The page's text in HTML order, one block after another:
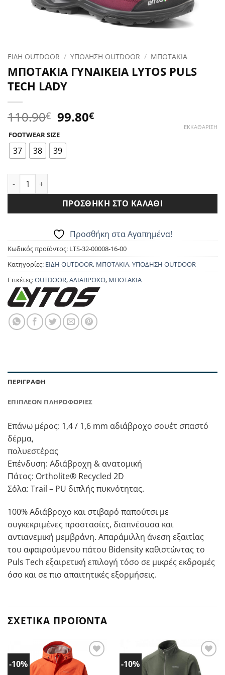
ΕΙΔΗ OUTDOOR / ΥΠΟΔΗΣΗ OUTDOOR / ΜΠΟΤΑΚΙΑ
ΜΠΟΤΑΚΙΑ ΓΥΝΑΙΚΕΙΑ LYTOS PULS
TECH LADY
110.90€ Original
price
was:
110.90€.
99.80€Η
FOOTWEAR SIZE
37 38 39
ΕΚΚΑΘΆΡΙΣΗ
ΜΠΟΤΑΚΙΑ ΓΥΝΑΙΚΕΙΑ LYTOS PULS TECH LADY ποσότητα
ΠΡΟΣΘΉΚΗ ΣΤΟ ΚΑΛΆΘΙ
Προσθήκη στα Αγαπημένα!
Κωδικός προϊόντος: LTS-32-00008-16-00
Κατηγορίες: ΕΙΔΗ OUTDOOR, ΜΠΟΤΑΚΙΑ,ΥΠΟΔΗΣΗ OUTDOOR
Ετικέτες:OUTDOOR,ΑΔΙΑΒΡΟΧΟ, ΜΠΟΤΑΚΙΑ
ΠΕΡΙΓΡΑΦΉ
ΕΠΙΠΛΈΟΝ ΠΛΗΡΟΦΟΡΊΕΣ
Επάνω μέρος: 1,4 / 1,6 mm αδιάβροχο σουέτ σπαστό
δέρμα,
πολυεστέρας
Επένδυση: Αδιάβροχη & ανατομική
Πάτος: Ortholite® Recycled 2D
Σόλα: Trail – PU διπλής πυκνότητας.
100% Αδιάβροχο και στιβαρό παπούτσι με
συγκεκριμένες προστασίες, διαπνέουσα και
αντιανεμική μεμβράνη. Απαράμιλλη άνεση εξαιτίας
του αφαιρούμενου πάτου Bidensity καθιστώντας το
Puls Tech εξαιρετική επιλογή τόσο σε μικρές εκδρομές
όσο και σε πιο απαιτητικές εξορμήσεις.
ΣΧΕΤΙΚΆ ΠΡΟΪΌΝΤΑ
-10%
Προσθήκη
στα
-10%
Προσθήκη
στα